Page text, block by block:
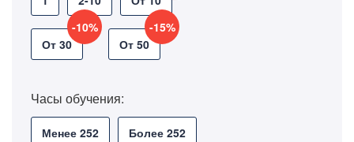
От 30
-10%
От 50
-15%
Часы обучения:
Менее 252 Более 252